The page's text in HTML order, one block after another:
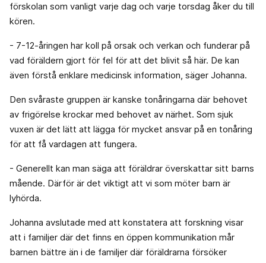
förskolan som vanligt varje dag och varje torsdag åker du till
kören.
- 7-12-åringen har koll på orsak och verkan och funderar på
vad föräldern gjort för fel för att det blivit så här. De kan
även förstå enklare medicinsk information, säger Johanna.
Den svåraste gruppen är kanske tonåringarna där behovet
av frigörelse krockar med behovet av närhet. Som sjuk
vuxen är det lätt att lägga för mycket ansvar på en tonåring
för att få vardagen att fungera.
- Generellt kan man säga att föräldrar överskattar sitt barns
mående. Därför är det viktigt att vi som möter barn är
lyhörda.
Johanna avslutade med att konstatera att forskning visar
att i familjer där det finns en öppen kommunikation mår
barnen bättre än i de familjer där föräldrarna försöker